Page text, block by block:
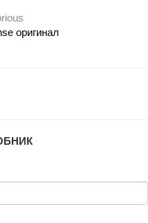
оригинал